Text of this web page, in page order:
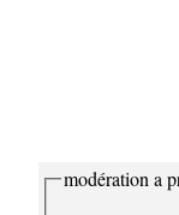
modération a